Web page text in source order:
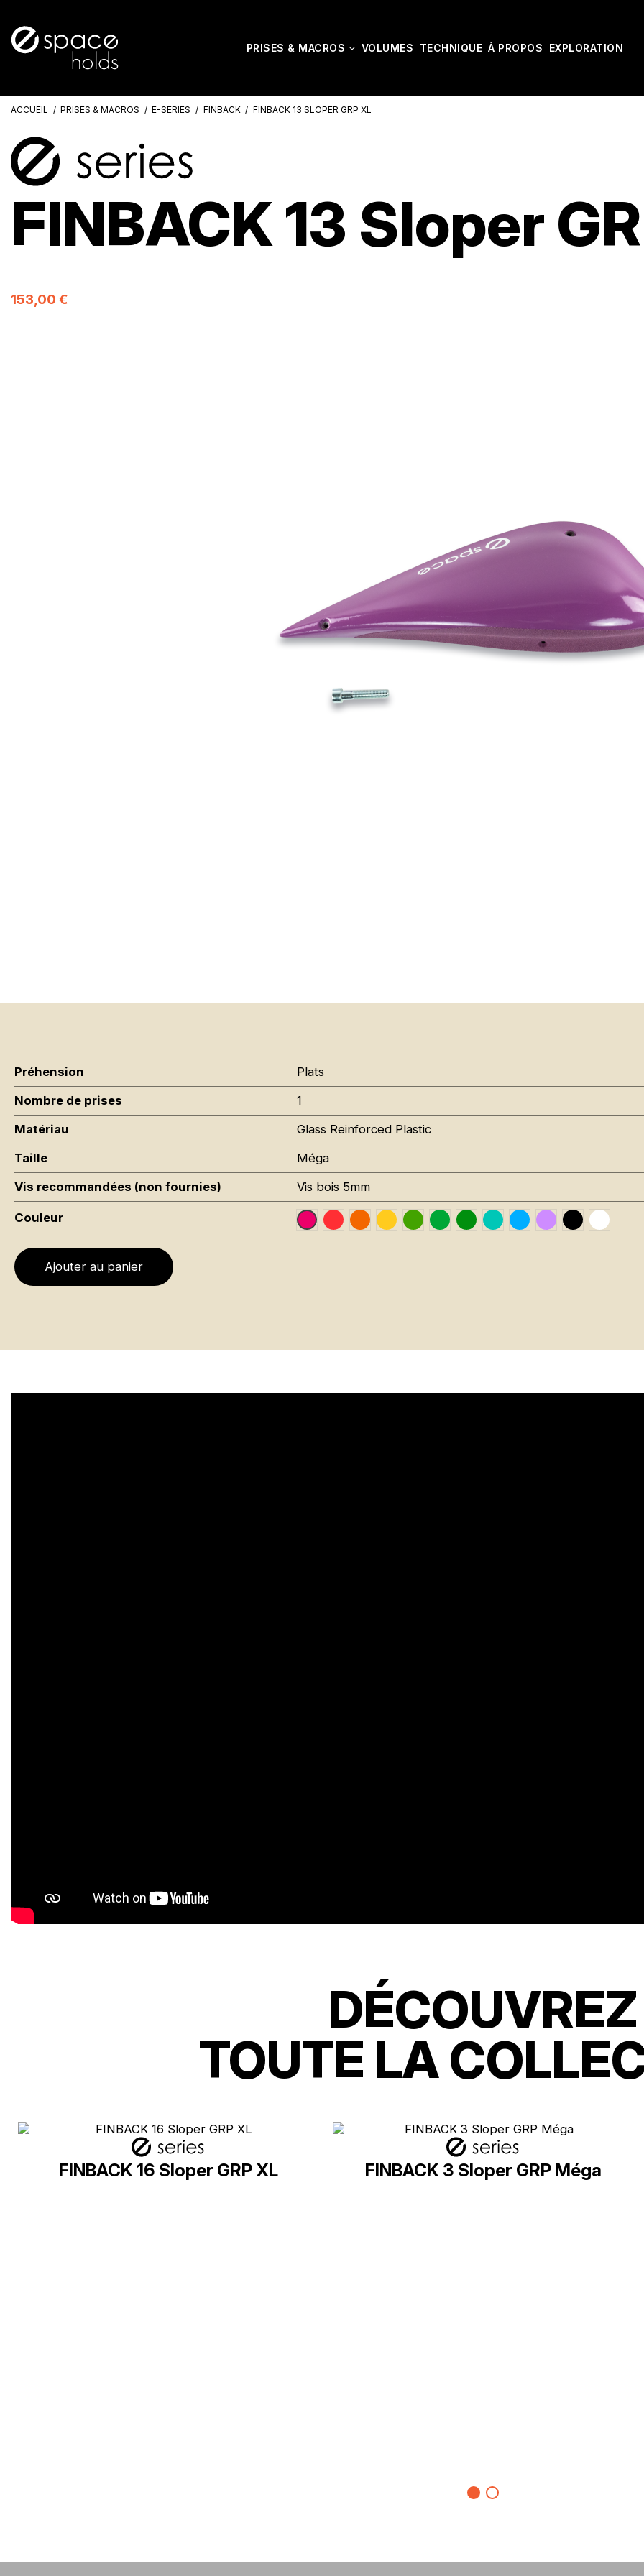
PRISES & MACROS VOLUMES TECHNIQUE À PROPOS EXPLORATION
ACCUEIL PRISES & MACROS E-SERIES FINBACK FINBACK 13 SLOPER GRP XL
FINBACK 13 Sloper
153,00 €
Préhension
Plats
Nombre de prises
1
Matériau
Glass Reinforced Plastic
Taille
Méga
Vis recommandées (non fournies)
Vis bois 5mm
Couleur Telemagenta RAL 4010
Traffic Red RAL 3020
Orange RAL 2004
Traffic Yellow RAL 1023
Grass Green RAL 6018
Pure Green RAL 6037
Leaf Green RAL 6002
Mint RAL 6027
Sky Blue RAL 5015
Signal Violet RAL
Black RAL
Traffic
Ajouter au panier
DÉCOUVREZ
TOUTE LA
FINBACK 16 Sloper GRP XL FINBACK 3 Sloper GRP Méga